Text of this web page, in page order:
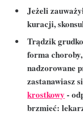
Jeżeli
kuracji,
Trądzik
forma
nadzorowane
zastanawiasz
krostkowy -
brzmieć: